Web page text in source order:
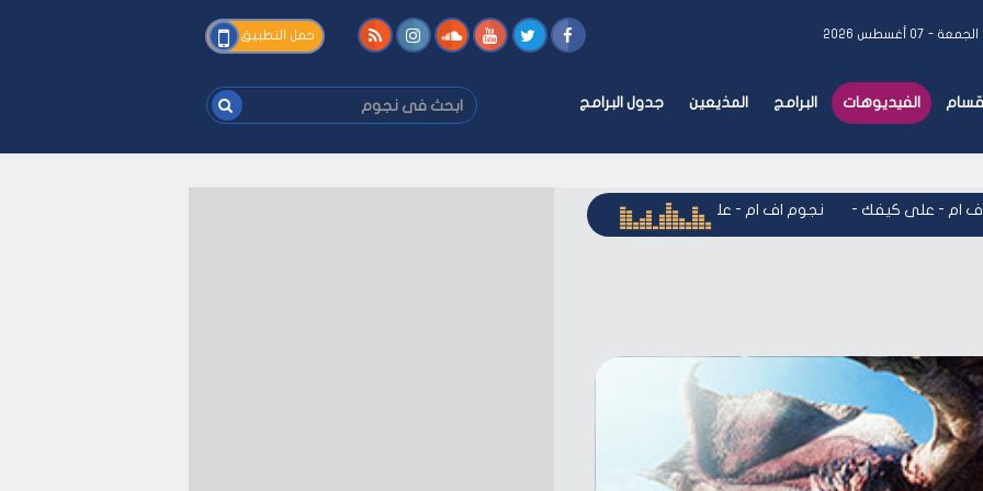
الجمعة - ٠٧ أغسطس ٢٠٢٦ حمل التطبيق
الفيديوهات البرامج المذيعين جدول البرامج
ابحث
فى
فى
- - على كيفك - نجوم اف ام - على كيفك نجوم اف ام - على كيفك